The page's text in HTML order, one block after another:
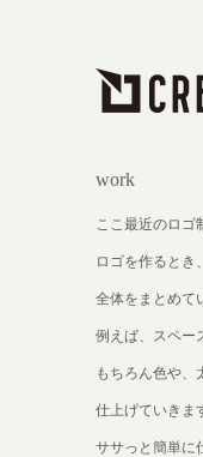
work
ここ最近のロゴ
ロゴを作るとき
全体をまとめて
例えば、スペー
もちろん色や、
仕上げていきま
ササっと簡単に